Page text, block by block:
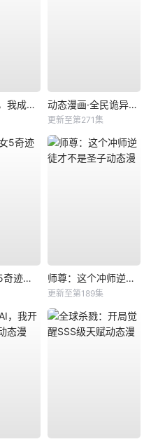
重生警犬后，我成了名侦探？ 动态漫画·全民诡异：开局掌握零元购
更新至第271集
星卡梦少女5奇迹绽放 师尊：这个冲师逆徒才不是圣子动态漫
更新至第189集